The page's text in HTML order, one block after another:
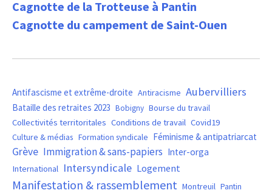
Cagnotte de la Trotteuse à Pantin
Cagnotte du campement de Saint-Ouen
Antifascisme et extrême-droite Antiracisme Aubervilliers
Bataille des retraites 2023 Bobigny Bourse du travail
Collectivités territoritales Conditions de travail Covid19
Culture & médias Formation syndicale Féminisme & antipatriarcat
Grève Immigration & sans-papiers Inter-orga
International Intersyndicale Logement
Manifestation & rassemblement Montreuil Pantin